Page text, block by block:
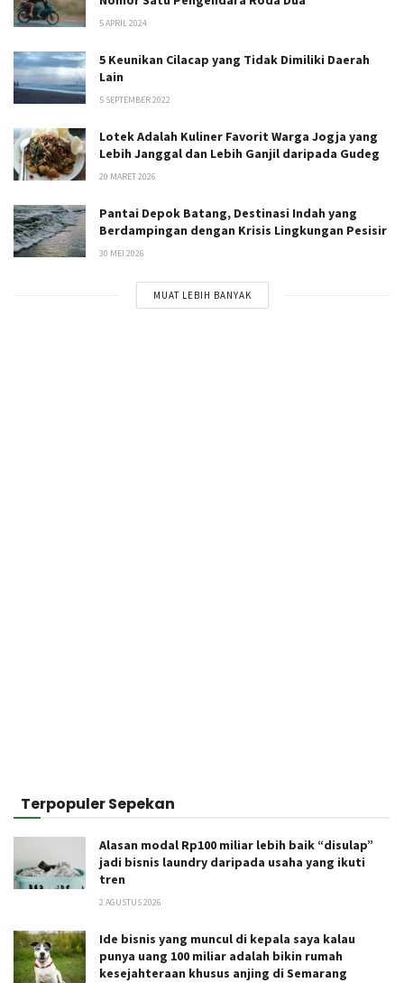
5 APRIL 2024
5 Keunikan Cilacap yang Tidak Dimiliki Daerah
Lain
5 SEPTEMBER 2022
Lotek Adalah Kuliner Favorit Warga Jogja yang
Lebih Janggal dan Lebih Ganjil daripada Gudeg
20 MARET 2026
Pantai Depok Batang, Destinasi Indah yang
Berdampingan dengan Krisis Lingkungan Pesisir
30 MEI 2026
MUAT LEBIH BANYAK
Terpopuler Sepekan
Alasan modal Rp100 miliar lebih baik “disulap”
jadi bisnis laundry daripada usaha yang ikuti
tren
2 AGUSTUS 2026
Ide bisnis yang muncul di kepala saya kalau
punya uang 100 miliar adalah bikin rumah
kesejahteraan khusus anjing di Semarang